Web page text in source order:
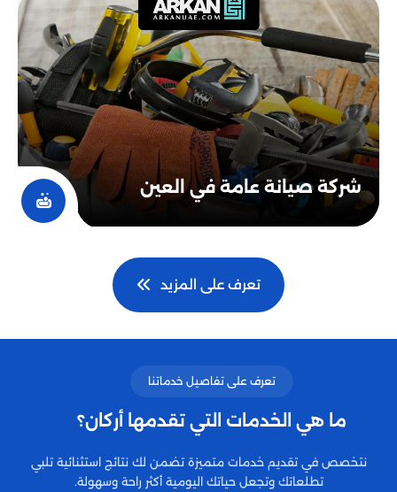
شركة صيانة عامة في العين
تعرف على المزيد
تعرف على تفاصيل خدماتنا
ما هي الخدمات التي تقدمها أركان؟
نتخصص في تقديم خدمات متميزة تضمن لك نتائج استثنائية تلبي
تطلعاتك وتجعل حياتك اليومية أكثر راحة وسهولة.